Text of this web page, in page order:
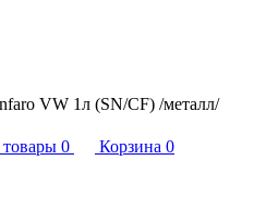
VW 1л (SN/CF) /металл/
0 Корзина 0